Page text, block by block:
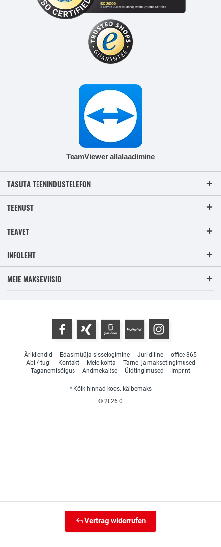
TeamViewer allalaadimine
TASUTA TEENINDUSTELEFON
TEENUST
TEAVET
INFOLEHT
MEIE MAKSEVIISID
Ärikliendid Edasimüüja sisselogimine Juriidiline
office-365
Abi / tugi
Kontakt Meie kohta
Tarne- ja maksetingimused
Taganemisõigus
Andmekaitse Üldtingimused Imprint
* Kõik hinnad koos. käibemaks
© 2026 0
Vertrag widerrufen